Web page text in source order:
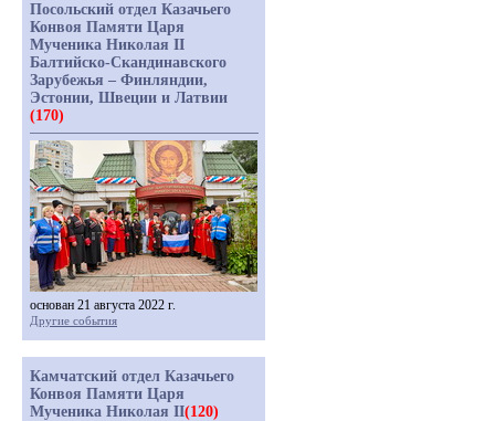
Посольский отдел Казачьего
Конвоя Памяти Царя
Мученика Николая II
Балтийско-Скандинавского
Зарубежья – Финляндии,
Эстонии, Швеции и Латвии
(170)
основан 21 августа 2022 г.
Другие события
Камчатский отдел Казачьего
Конвоя Памяти Царя
Мученика Николая II(120)